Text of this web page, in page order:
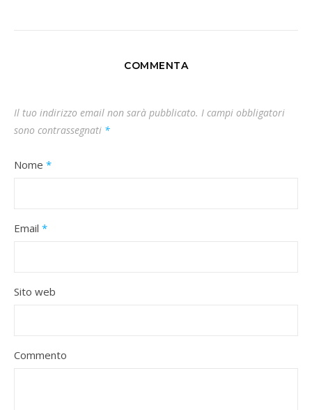
COMMENTA
Il tuo indirizzo email non sarà pubblicato. I campi obbligatori
sono contrassegnati *
Nome *
Email *
Sito web
Commento